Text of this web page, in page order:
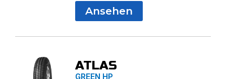
Ansehen
ATLAS
GREEN HP